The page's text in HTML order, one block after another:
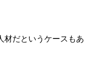
材だというケースもあ